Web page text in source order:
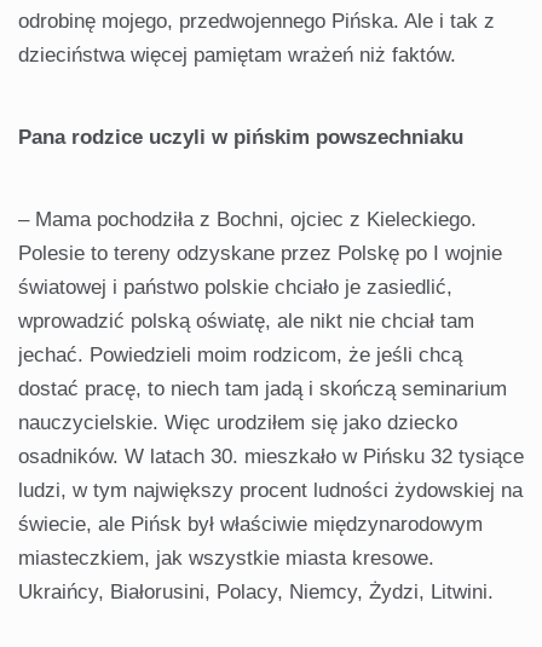
odrobinę mojego, przedwojennego Pińska. Ale i tak z
dzieciństwa więcej pamiętam wrażeń niż faktów.
Pana rodzice uczyli w pińskim powszechniaku
– Mama pochodziła z Bochni, ojciec z Kieleckiego.
Polesie to tereny odzyskane przez Polskę po I wojnie
światowej i państwo polskie chciało je zasiedlić,
wprowadzić polską oświatę, ale nikt nie chciał tam
jechać. Powiedzieli moim rodzicom, że jeśli chcą
dostać pracę, to niech tam jadą i skończą seminarium
nauczycielskie. Więc urodziłem się jako dziecko
osadników. W latach 30. mieszkało w Pińsku 32 tysiące
ludzi, w tym największy procent ludności żydowskiej na
świecie, ale Pińsk był właściwie międzynarodowym
miasteczkiem, jak wszystkie miasta kresowe.
Ukraińcy, Białorusini, Polacy, Niemcy, Żydzi, Litwini.